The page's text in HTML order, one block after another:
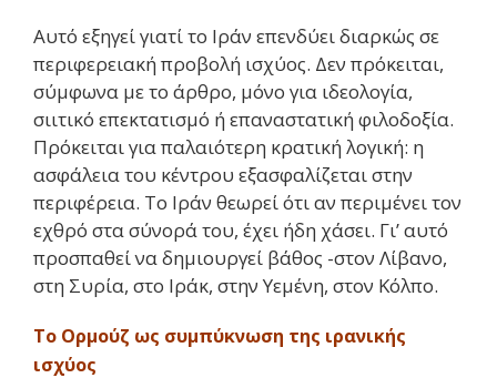
Αυτό εξηγεί γιατί το Ιράν επενδύει διαρκώς σε
περιφερειακή προβολή ισχύος. Δεν πρόκειται,
σύμφωνα με το άρθρο, μόνο για ιδεολογία,
σιιτικό επεκτατισμό ή επαναστατική φιλοδοξία.
Πρόκειται για παλαιότερη κρατική λογική: η
ασφάλεια του κέντρου εξασφαλίζεται στην
περιφέρεια. Το Ιράν θεωρεί ότι αν περιμένει τον
εχθρό στα σύνορά του, έχει ήδη χάσει. Γι’ αυτό
προσπαθεί να δημιουργεί βάθος -στον Λίβανο,
στη Συρία, στο Ιράκ, στην Υεμένη, στον Κόλπο.
Το Ορμούζ ως συμπύκνωση της ιρανικής
ισχύος